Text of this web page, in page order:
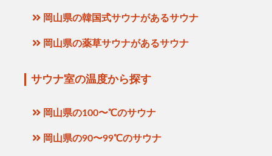
岡山県の韓国式サウナがあるサウナ
岡山県の薬草サウナがあるサウナ
サウナ室の温度から探す
岡山県の100〜℃のサウナ
岡山県の90〜99℃のサウナ